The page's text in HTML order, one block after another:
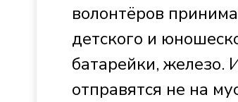
волонтёров
детского и
батарейки, железо.
отправятся не на